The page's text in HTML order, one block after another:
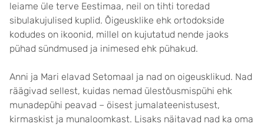
leiame üle terve Eestimaa, neil on tihti toredad
sibulakujulised kuplid. Õigeusklike ehk ortodokside
kodudes on ikoonid, millel on kujutatud nende jaoks
pühad sündmused ja inimesed ehk pühakud.
Anni ja Mari elavad Setomaal ja nad on oigeusklikud. Nad
räägivad sellest, kuidas nemad ülestõusmispühi ehk
munadepühi peavad – öisest jumalateenistusest,
kirmaskist ja munaloomkast. Lisaks näitavad nad ka oma